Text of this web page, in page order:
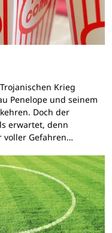
Krieg
Penelope und seinem
Doch der
erwartet, denn
voller Gefahren…